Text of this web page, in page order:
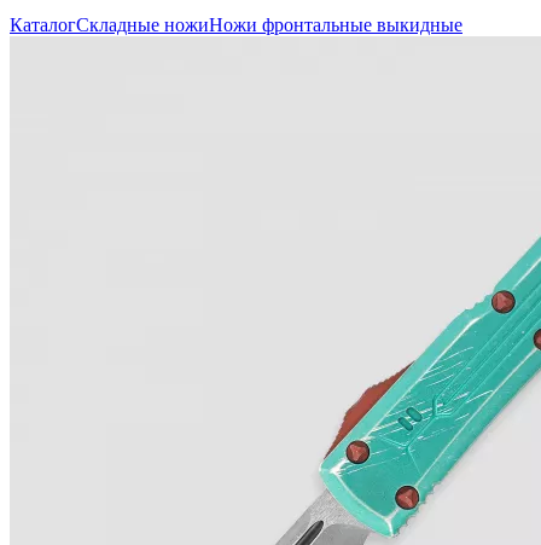
КаталогСкладные ножиНожи фронтальные выкидные